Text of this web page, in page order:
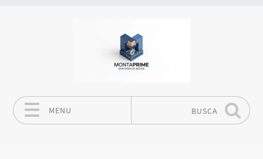
MENU BUSCA